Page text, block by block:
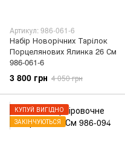
Артикул: 986-061-6
Набір Новорічних Тарілок
Порцелянових Ялинка 26 См
986-061-6
3 800 грн 4 050 грн
КУПУЙ ВИГІДНО
ЗАКІНЧУЮТЬСЯ